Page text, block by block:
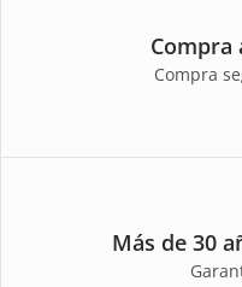
Compra
Compra
Más de 30